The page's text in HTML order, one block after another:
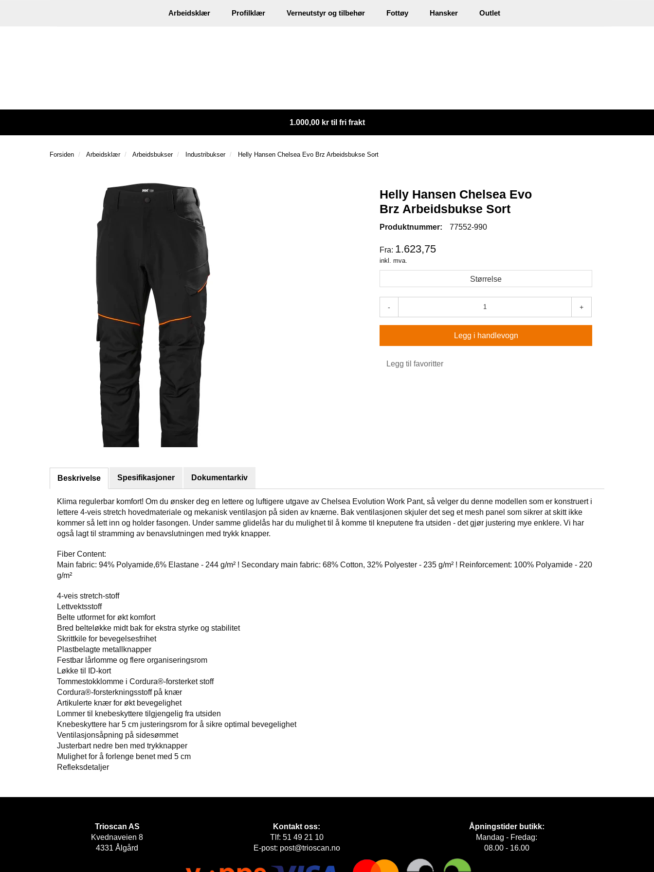
inkl. mva. Min side
Arbeidsklær Profilklær Verneutstyr og tilbehør Fottøy Hansker Outlet
1.000,00 kr til fri frakt
Forsiden Arbeidsklær Arbeidsbukser Industribukser Helly Hansen Chelsea Evo Brz Arbeidsbukse Sort
Helly Hansen Chelsea Evo
Brz Arbeidsbukse Sort
Produktnummer: 77552-990
Fra: 1.623,75
inkl. mva.
Størrelse
- +
Legg i handlevogn
Legg til favoritter
Beskrivelse Spesifikasjoner Dokumentarkiv
Klima regulerbar komfort! Om du ønsker deg en lettere og luftigere utgave av Chelsea Evolution Work Pant, så velger du denne modellen som er konstruert i
lettere 4-veis stretch hovedmateriale og mekanisk ventilasjon på siden av knærne. Bak ventilasjonen skjuler det seg et mesh panel som sikrer at skitt ikke
kommer så lett inn og holder fasongen. Under samme glidelås har du mulighet til å komme til kneputene fra utsiden - det gjør justering mye enklere. Vi har
også lagt til stramming av benavslutningen med trykk knapper.
Fiber Content:
Main fabric: 94% Polyamide,6% Elastane - 244 g/m² ! Secondary main fabric: 68% Cotton, 32% Polyester - 235 g/m² ! Reinforcement: 100% Polyamide - 220
g/m²
4-veis stretch-stoff
Lettvektsstoff
Belte utformet for økt komfort
Bred belteløkke midt bak for ekstra styrke og stabilitet
Skrittkile for bevegelsesfrihet
Plastbelagte metallknapper
Festbar lårlomme og flere organiseringsrom
Løkke til ID-kort
Tommestokklomme i Cordura®-forsterket stoff
Cordura®-forsterkningsstoff på knær
Artikulerte knær for økt bevegelighet
Lommer til knebeskyttere tilgjengelig fra utsiden
Knebeskyttere har 5 cm justeringsrom for å sikre optimal bevegelighet
Ventilasjonsåpning på sidesømmet
Justerbart nedre ben med trykknapper
Mulighet for å forlenge benet med 5 cm
Refleksdetaljer
Trioscan AS
Kvednaveien 8
4331 Ålgård
Kontakt oss:
Tlf: 51 49 21 10
E-post: post@trioscan.no
Åpningstider butikk:
Mandag - Fredag:
08.00 - 16.00